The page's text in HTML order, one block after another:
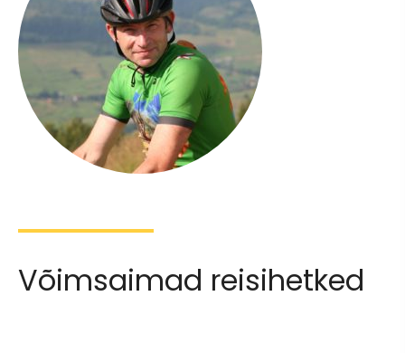
Võimsaimad reisihetked